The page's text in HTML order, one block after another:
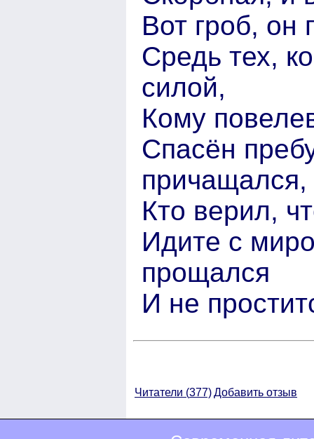
Вот гроб, он
Средь тех,
силой,
Кому
Спасён
причащался,
Кто верил,
Идите с
прощался
И не
Читатели (377)Добавить отзыв